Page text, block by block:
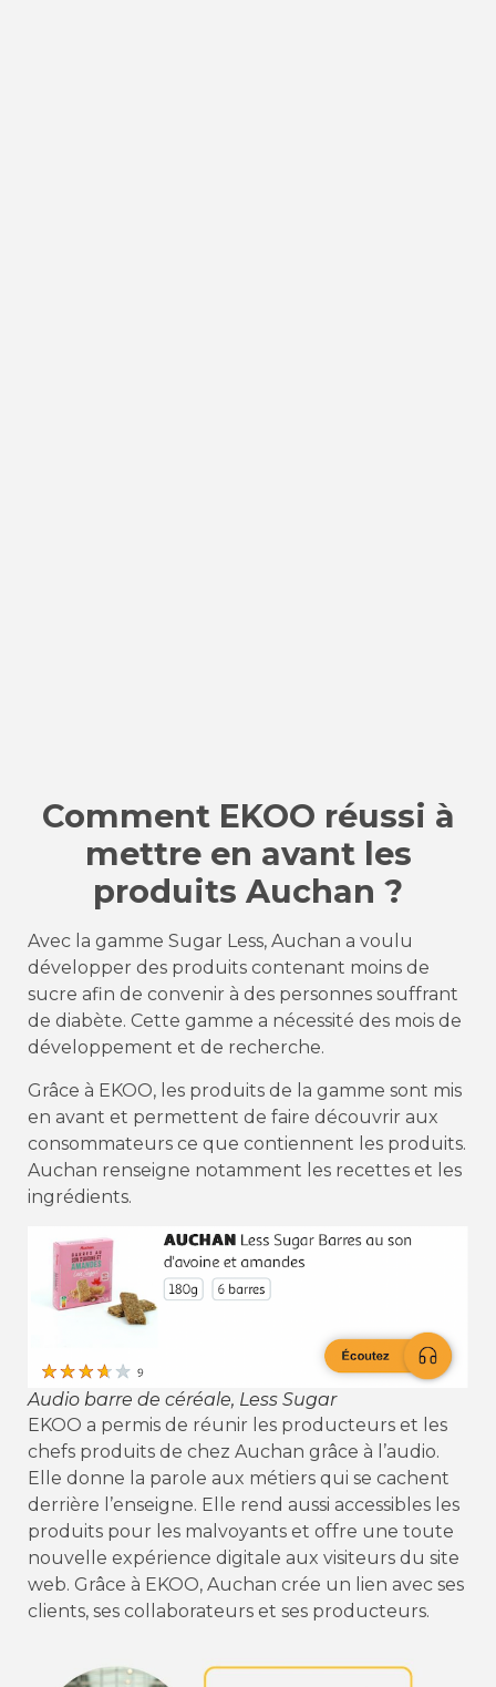
Comment EKOO réussi à
mettre en avant les
produits Auchan ?
Avec la gamme Sugar Less, Auchan a voulu
développer des produits contenant moins de
sucre afin de convenir à des personnes souffrant
de diabète. Cette gamme a nécessité des mois de
développement et de recherche.
Grâce à EKOO, les produits de la gamme sont mis
en avant et permettent de faire découvrir aux
consommateurs ce que contiennent les produits.
Auchan renseigne notamment les recettes et les
ingrédients.
Audio barre de céréale, Less Sugar
EKOO a permis de réunir les producteurs et les
chefs produits de chez Auchan grâce à l’audio.
Elle donne la parole aux métiers qui se cachent
derrière l’enseigne. Elle rend aussi accessibles les
produits pour les malvoyants et offre une toute
nouvelle expérience digitale aux visiteurs du site
web. Grâce à EKOO, Auchan crée un lien avec ses
clients, ses collaborateurs et ses producteurs.